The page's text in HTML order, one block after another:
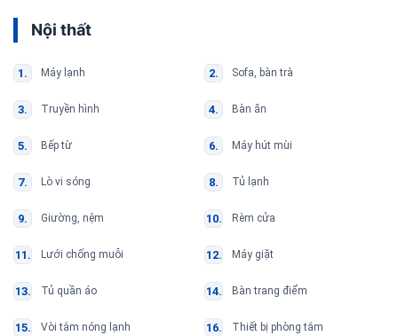
Nội thất
Máy lạnh Sofa, bàn trà
Truyền hình Bàn ăn
Bếp từ Máy hút mùi
Lò vi sóng Tủ lạnh
Giường, nệm Rèm cửa
Lưới chống muỗi Máy giặt
Tủ quần áo Bàn trang điểm
Vòi tắm nóng lạnh Thiết bị phòng tắm